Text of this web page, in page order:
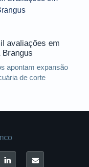
avaliações em
apontam expansão
de corte